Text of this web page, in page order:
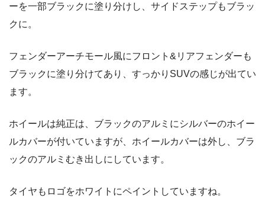
ーを一部ブラックに塗り分けし、サイドステップもブラッ
クに。
フェンダーアーチモール風にフロント&リアフェンダーも
ブラックに塗り分けてあり、すっかりSUVの感じが出てい
ます。
ホイールは純正は、ブラックのアルミにシルバーのホイー
ルカバーが付いていますが、ホイールカバーは外し、ブラ
ックのアルミむき出しにしています。
タイヤもロゴをホワイトにペイントしていますね。